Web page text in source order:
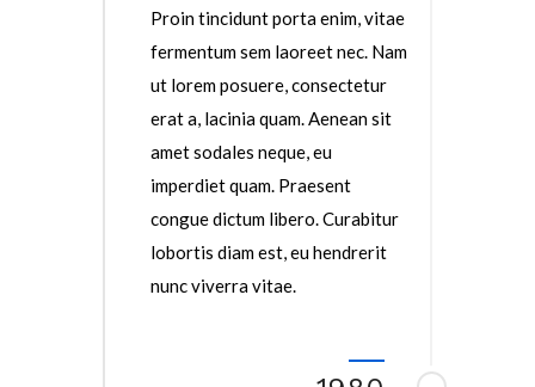
Proin tincidunt porta enim, vitae
fermentum sem laoreet nec. Nam
ut lorem posuere, consectetur
erat a, lacinia quam. Aenean sit
amet sodales neque, eu
imperdiet quam. Praesent
congue dictum libero. Curabitur
lobortis diam est, eu hendrerit
nunc viverra vitae.